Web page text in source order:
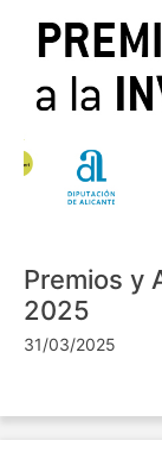
Premios y
2025
31/03/2025